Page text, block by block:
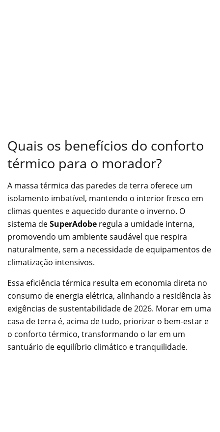
Quais os benefícios do conforto
térmico para o morador?
A massa térmica das paredes de terra oferece um
isolamento imbatível, mantendo o interior fresco em
climas quentes e aquecido durante o inverno. O
sistema deSuperAdobe regula a umidade interna,
promovendo um ambiente saudável que respira
naturalmente, sem a necessidade de equipamentos de
climatização intensivos.
Essa eficiência térmica resulta em economia direta no
consumo de energia elétrica, alinhando a residência às
exigências de sustentabilidade de 2026. Morar em uma
casa de terra é, acima de tudo, priorizar o bem-estar e
o conforto térmico, transformando o lar em um
santuário de equilíbrio climático e tranquilidade.